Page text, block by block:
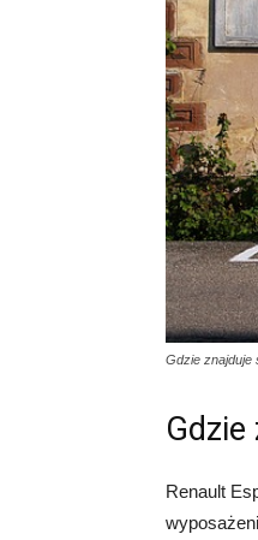
Gdzie znajduje
Gdzie
Renault